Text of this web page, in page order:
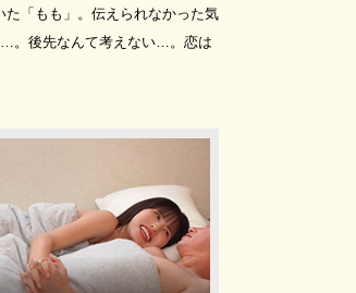
「もも」。伝えられなかった気
…。後先なんて考えない…。恋は